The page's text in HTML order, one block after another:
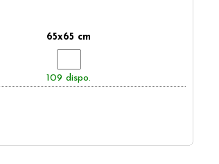
65x65 cm
109 dispo.